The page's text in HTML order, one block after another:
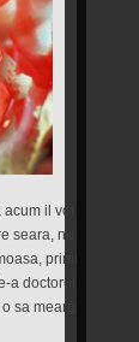
acum il voi duce la
seara, nu inainte
primita de la
a doctorul l-a
sa mearga din